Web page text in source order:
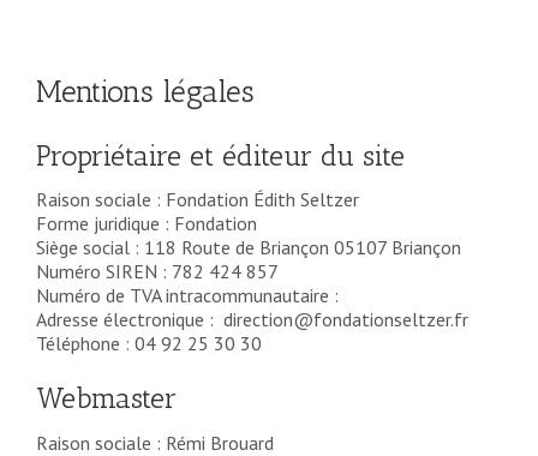
Mentions légales
Propriétaire et éditeur du site
Raison sociale : Fondation Édith Seltzer
Forme juridique : Fondation
Siège social : 118 Route de Briançon 05107 Briançon
Numéro SIREN : 782 424 857
Numéro de TVA intracommunautaire :
Adresse électronique : direction@fondationseltzer.fr
Téléphone : 04 92 25 30 30
Webmaster
Raison sociale : Rémi Brouard